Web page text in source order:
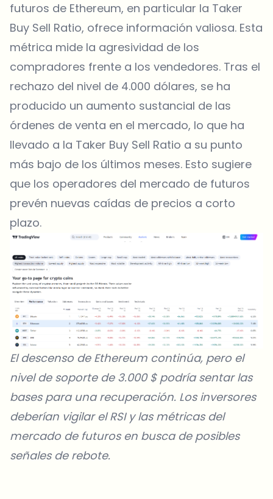
futuros de Ethereum, en particular la Taker
Buy Sell Ratio, ofrece información valiosa. Esta
métrica mide la agresividad de los
compradores frente a los vendedores. Tras el
rechazo del nivel de 4.000 dólares, se ha
producido un aumento sustancial de las
órdenes de venta en el mercado, lo que ha
llevado a la Taker Buy Sell Ratio a su punto
más bajo de los últimos meses. Esto sugiere
que los operadores del mercado de futuros
prevén nuevas caídas de precios a corto
plazo.
El descenso de Ethereum continúa, pero el
nivel de soporte de 3.000 $ podría sentar las
bases para una recuperación. Los inversores
deberían vigilar el RSI y las métricas del
mercado de futuros en busca de posibles
señales de rebote.